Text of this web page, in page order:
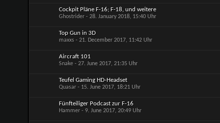
Cockpit Pläne F-16; F-18, und weitere
Ghostrider- 28. January 2018, 15:40 Uhr
Top Gun in 3D
maxxs- 21. December 2017, 11:42 Uhr
Aircraft 101
Snake- 27. June 2017, 21:35 Uhr
Teufel Gaming HD-Headset
Quasar- 15. June 2017, 18:21 Uhr
Fünfteiliger Podcast zur F-16
Hammer- 9. June 2017, 20:49 Uhr